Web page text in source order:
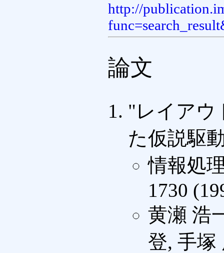
http://
論文
"レイアウ
た仮説駆
情報処
1730
黄瀬 浩
登, 手塚